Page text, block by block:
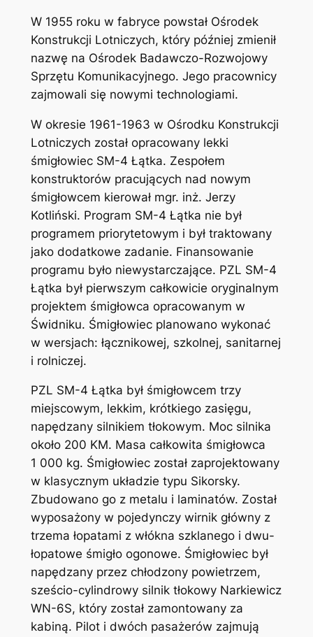
W 1955 roku w fabryce powstał Ośrodek
Konstrukcji Lotniczych, który później zmienił
nazwę na Ośrodek Badawczo-Rozwojowy
Sprzętu Komunikacyjnego. Jego pracownicy
zajmowali się nowymi technologiami.
W okresie 1961-1963 w Ośrodku Konstrukcji
Lotniczych został opracowany lekki
śmigłowiec SM-4 Łątka. Zespołem
konstruktorów pracujących nad nowym
śmigłowcem kierował mgr. inż. Jerzy
Kotliński. Program SM-4 Łątka nie był
programem priorytetowym i był traktowany
jako dodatkowe zadanie. Finansowanie
programu było niewystarczające. PZL SM-4
Łątka był pierwszym całkowicie oryginalnym
projektem śmigłowca opracowanym w
Świdniku. Śmigłowiec planowano wykonać
w wersjach: łącznikowej, szkolnej, sanitarnej
i rolniczej.
PZL SM-4 Łątka był śmigłowcem trzy
miejscowym, lekkim, krótkiego zasięgu,
napędzany silnikiem tłokowym. Moc silnika
około 200 KM. Masa całkowita śmigłowca
1 000 kg. Śmigłowiec został zaprojektowany
w klasycznym układzie typu Sikorsky.
Zbudowano go z metalu i laminatów. Został
wyposażony w pojedynczy wirnik główny z
trzema łopatami z włókna szklanego i dwu-
łopatowe śmigło ogonowe. Śmigłowiec był
napędzany przez chłodzony powietrzem,
sześcio-cylindrowy silnik tłokowy Narkiewicz
WN-6S, który został zamontowany za
kabiną. Pilot i dwóch pasażerów zajmują